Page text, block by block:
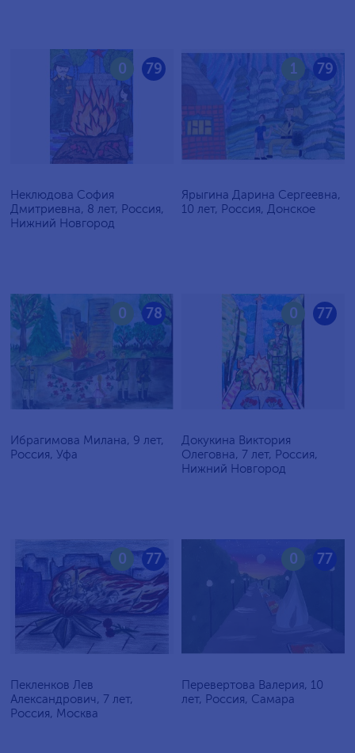
79
0
Неклюдова София
Дмитриевна, 8 лет, Россия,
Нижний Новгород
79
1
Ярыгина Дарина Сергеевна,
10 лет, Россия, Донское
78
0
Ибрагимова Милана, 9 лет,
Россия, Уфа
77
0
Докукина Виктория
Олеговна, 7 лет, Россия,
Нижний Новгород
77
0
Пекленков Лев
Александрович, 7 лет,
Россия, Москва
77
0
Перевертова Валерия, 10
лет, Россия, Самара